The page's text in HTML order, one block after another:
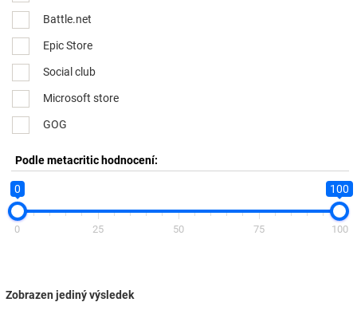
Battle.net
Epic Store
Social club
Microsoft store
GOG
Podle metacritic hodnocení:
0 100
0 25 50 75 100
Zobrazen jediný výsledek